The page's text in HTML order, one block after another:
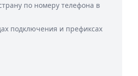
по номеру телефона в
подключения и префиксах